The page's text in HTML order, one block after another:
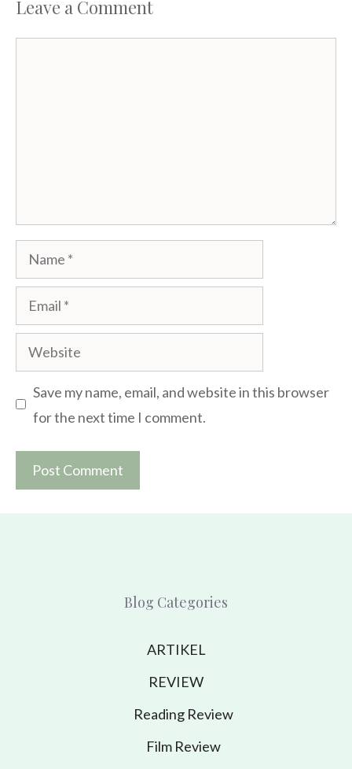
Leave a Comment
Name
Email
Website
Save my name, email, and website in this browser
for the next time I comment.
Blog Categories
ARTIKEL
REVIEW
Reading Review
Film Review